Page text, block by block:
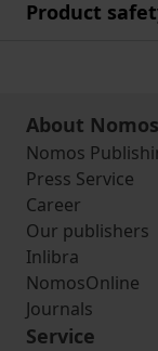
Product
About Nomos
Nomos
Press Service
Career
Our publishers
Inlibra
NomosOnline
Journals
Service